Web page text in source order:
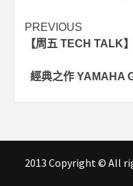
Post
navigation
PREVIOUS
【周五 TECH TALK
經典之作 YAMAHA
2013 Copyright © All